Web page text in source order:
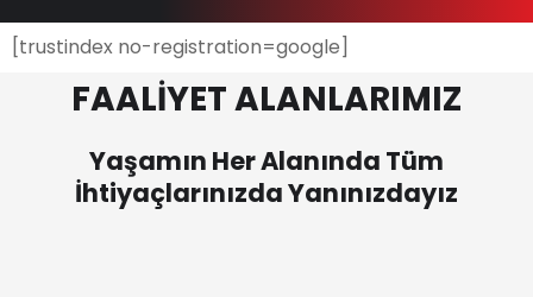
[trustindex no-registration=google]
FAALİYET ALANLARIMIZ
Yaşamın Her Alanında Tüm
İhtiyaçlarınızda Yanınızdayız